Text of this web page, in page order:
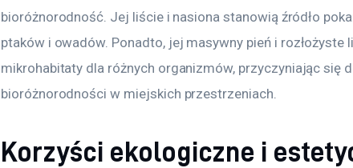
bioróżnorodność. Jej liście i nasiona stanowią źródło
ptaków i owadów. Ponadto, jej masywny pień i
mikrohabitaty dla różnych organizmów, przyczyniając się
bioróżnorodności w miejskich przestrzeniach.
Korzyści ekologiczne i